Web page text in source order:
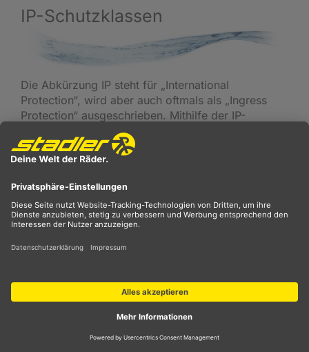
IP-Schutzklassen
Die Abkürzung IP steht für „International
Protection“, wird aber auch oftmals als „Ingress
Protection“ ausgeschrieben. Mithilfe der IP-
Kennzahlen lässt sich die
Wasserdichtigkeitvon Taschen, Schutzhüllen,
Kleidung, Gehäusen und vielen weiteren
dem Kunden den Vergleich zu erleichtern. Die erste
Kennzahl gibt an, wie gut der Inhalt gegen Staub
geschützt ist, und die zweite, wie gut er gegen das
der folgenden Tabelle finden Sie die Definitionen
Definition
Kennzahl
Schutz vor
1